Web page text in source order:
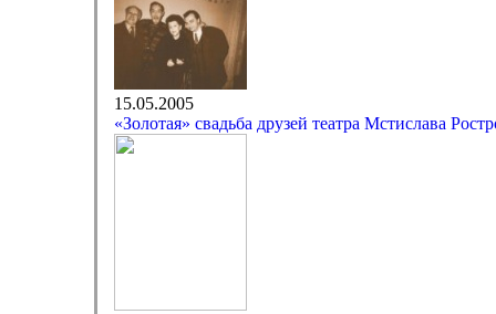
15.05.2005
«Золотая» свадьба друзей театра Мстислава